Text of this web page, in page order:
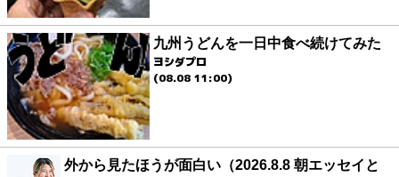
九州うどんを一日中食べ続けてみた
ヨシダプロ
(08.08 11:00)
外から見たほうが面白い（2026.8.8 朝エッセイと